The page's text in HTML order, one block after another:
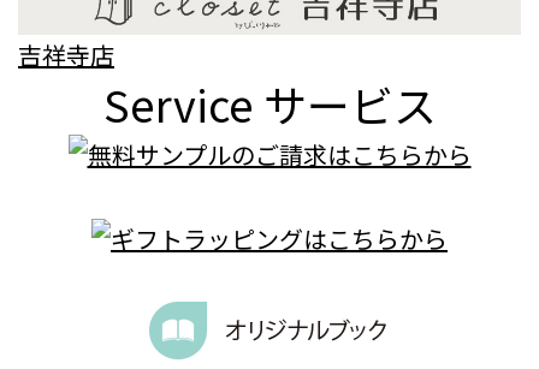
吉祥寺店
Service サービス